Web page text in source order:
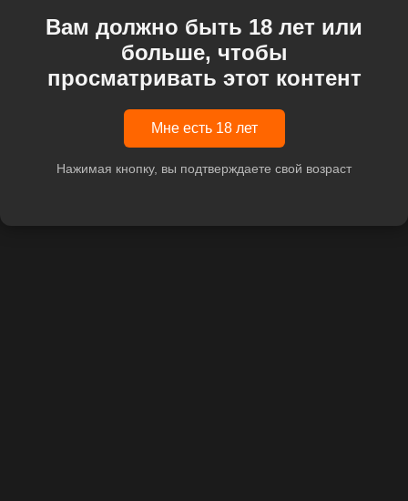
Вам должно быть 18 лет или
больше, чтобы
просматривать этот контент
Мне есть 18 лет
Нажимая кнопку, вы подтверждаете свой возраст